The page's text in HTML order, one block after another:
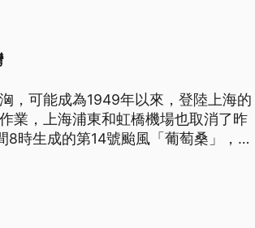
，可能成為1949年以來，登陸上海的
業，上海浦東和虹橋機場也取消了昨
8時生成的第14號颱風「葡萄桑」，預